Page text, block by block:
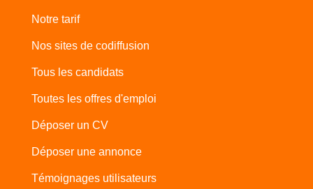
Notre tarif
Nos sites de codiffusion
Tous les candidats
Toutes les offres d'emploi
Déposer un CV
Déposer une annonce
Témoignages utilisateurs